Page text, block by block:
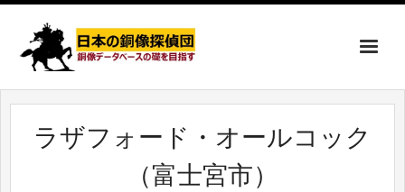
ラザフォード・オールコック
（富士宮市）